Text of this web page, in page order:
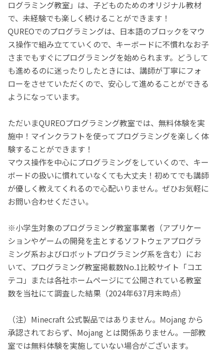
ログラミング教室」は、子どものためのオリジナル教材
で、未経験でも楽しく続けることができます！
QUREOでのプログラミングは、日本語のブロックをマウ
ス操作で組み立てていくので、キーボードに不慣れなお子
さまでもすぐにプログラミングを始められます。どうして
も進めるのに迷ったりしたときには、講師が丁寧にフォ
ローをさせていただくので、安心して進めることができる
ようになっています。
ただいまQUREOプログラミング教室では、無料体験を実
施中！マインクラフトを使ってプログラミングを楽しく体
験することができます！
マウス操作を中心にプログラミングをしていくので、キー
ボードの扱いに慣れていなくても大丈夫！初めてでも講師
が優しく教えてくれるので心配いりません。ぜひお気軽に
お問い合わせください。
※小学生対象のプログラミング教室事業者（アプリケー
ションやゲームの開発を主とするソフトウェアプログラ
ミング系およびロボットプログラミング系を含む）にお
いて、プログラミング教室掲載数No.1比較サイト「コエ
テコ」または各社ホームページにて公開されている教室
数を当社にて調査した結果（2024年637月末時点）
（注）Minecraft 公式製品ではありません。Mojang から
承認されておらず、Mojang とは関係ありません。一部教
室では無料体験を実施していない場合がございます。